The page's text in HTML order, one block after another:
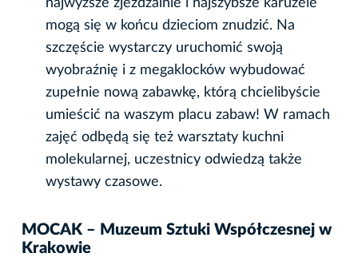
najwyższe zjeżdżalnie i najszybsze karuzele
mogą się w końcu dzieciom znudzić. Na
szczęście wystarczy uruchomić swoją
wyobraźnię i z megaklocków wybudować
zupełnie nową zabawkę, którą chcielibyście
umieścić na waszym placu zabaw! W ramach
zajęć odbędą się też warsztaty kuchni
molekularnej, uczestnicy odwiedzą także
wystawy czasowe.
MOCAK – Muzeum Sztuki Współczesnej w
Krakowie